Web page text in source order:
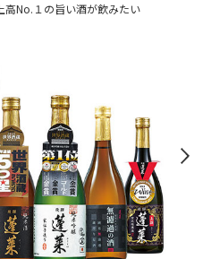
高No.１の旨い酒が飲みたい